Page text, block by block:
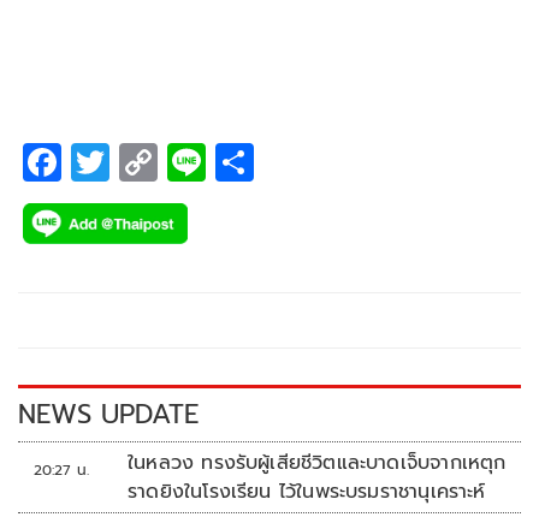
F
ac
e
k
T
wi
tt
C
o
p
k
Li
NEWS UPDATE
20:27 น.
ในหลวง ทรงรับผู้เสียชีวิตและบาดเจ็บจากเหตุก
ราดยิงในโรงเรียน ไว้ในพระบรมราชานุเคราะห์